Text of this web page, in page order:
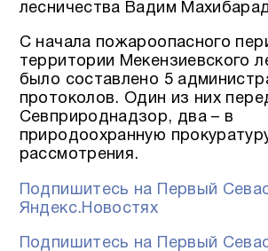
лесничества Вадим
С начала пожароопасного
территории Мекензиевского
было составлено 5
протоколов. Один из них
Севприроднадзор, два – в
природоохранную
рассмотрения.
Подпишитесь на Первый
Яндекс.Новостях
Подпишитесь на Первый